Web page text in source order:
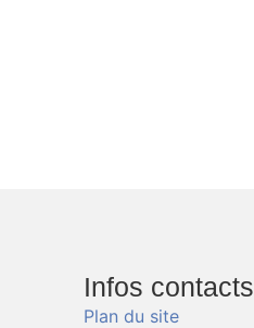
Infos contacts
Plan du site